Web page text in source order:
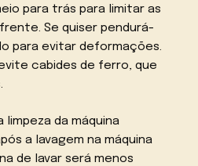
para trás para limitar as
Se quiser pendurá-
para evitar deformações.
cabides de ferro, que
limpeza da máquina
a lavagem na máquina
de lavar será menos